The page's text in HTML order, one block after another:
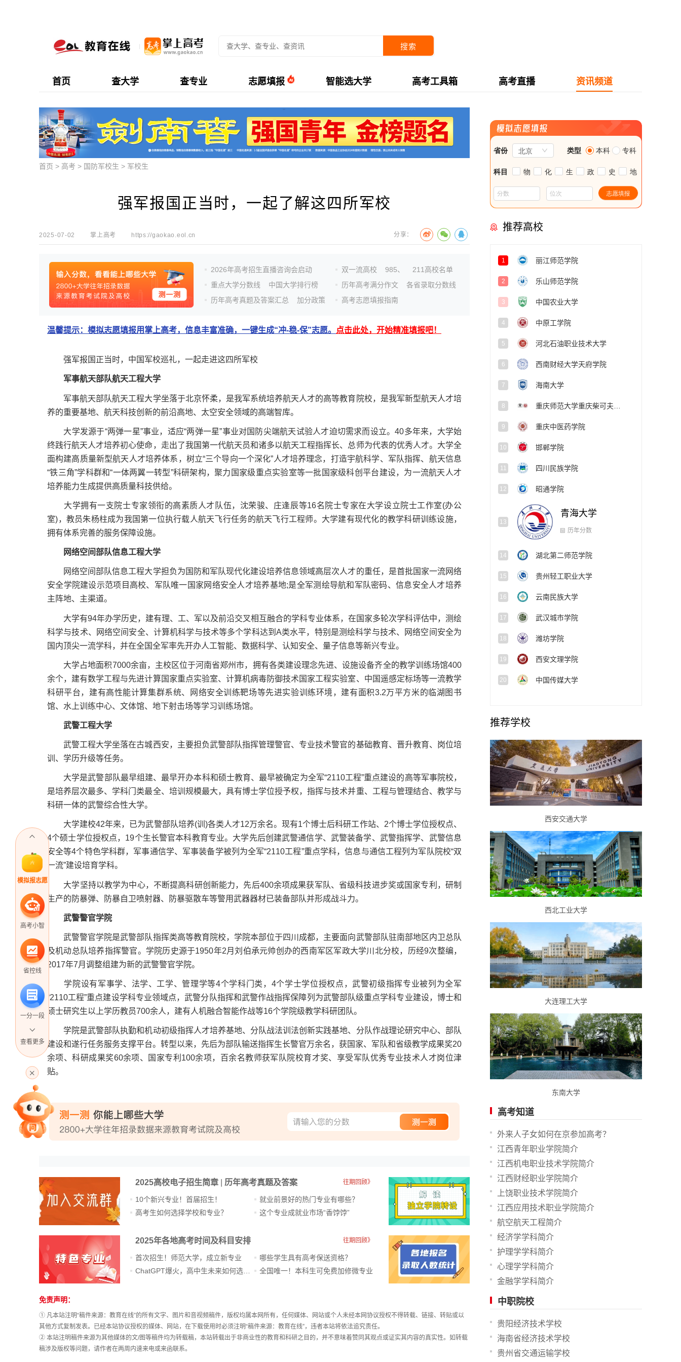
搜索
首页 查大学 查专业 志愿填报 智能选大学 高考工具箱 高考直播 资讯频道
模拟报志愿
高考小智
省控线
一分一段
专家指导课
高考作文
查看更多
首页 > 高考 > 国防军校生 > 军校生
强军报国正当时，一起了解这四所军校
2025-07-02 掌上高考 https://gaokao.eol.cn 分享：
2026年高考招生直播咨询会启动
重点大学分数线
中国大学排行榜
历年高考真题及答案汇总
加分政策
双一流高校 985、
211高校名单
历年高考满分作文
各省录取分数线
高考志愿填报指南
温馨提示：模拟志愿填报用掌上高考，信息丰富准确，一键生成“冲-稳-保”志愿。 点击此处，开始精准填报吧！
强军报国正当时，中国军校巡礼，一起走进这四所军校
军事航天部队航天工程大学
军事航天部队航天工程大学坐落于北京怀柔，是我军系统培养航天人才的高等教育院校，是我军新型航天人才培
养的重要基地、航天科技创新的前沿高地、太空安全领域的高端智库。
大学发源于“两弹一星”事业，适应“两弹一星”事业对国防尖端航天试验人才迫切需求而设立。40多年来，大学始
终践行航天人才培养初心使命，走出了我国第一代航天员和诸多以航天工程指挥长、总师为代表的优秀人才。大学全
面构建高质量新型航天人才培养体系，树立“三个导向一个深化”人才培养理念，打造宇航科学、军队指挥、航天信息
“铁三角”学科群和“一体两翼一转型”科研架构，聚力国家级重点实验室等一批国家级科创平台建设，为一流航天人才
培养能力生成提供高质量科技供给。
大学拥有一支院士专家领衔的高素质人才队伍，沈荣骏、庄逢辰等16名院士专家在大学设立院士工作室(办公
室)，教员朱杨柱成为我国第一位执行载人航天飞行任务的航天飞行工程师。大学建有现代化的教学科研训练设施，
拥有体系完善的服务保障设施。
网络空间部队信息工程大学
网络空间部队信息工程大学担负为国防和军队现代化建设培养信息领域高层次人才的重任，是首批国家一流网络
安全学院建设示范项目高校、军队唯一国家网络安全人才培养基地;是全军测绘导航和军队密码、信息安全人才培养
主阵地、主渠道。
大学有94年办学历史，建有理、工、军以及前沿交叉相互融合的学科专业体系，在国家多轮次学科评估中，测绘
科学与技术、网络空间安全、计算机科学与技术等多个学科达到A类水平，特别是测绘科学与技术、网络空间安全为
国内顶尖一流学科，并在全国全军率先开办人工智能、数据科学、认知安全、量子信息等新兴专业。
大学占地面积7000余亩，主校区位于河南省郑州市，拥有各类建设理念先进、设施设备齐全的教学训练场馆400
余个，建有数学工程与先进计算国家重点实验室、计算机病毒防御技术国家工程实验室、中国遥感定标场等一流教学
科研平台，建有高性能计算集群系统、网络安全训练靶场等先进实验训练环境，建有面积3.2万平方米的临湖图书
馆、水上训练中心、文体馆、地下射击场等学习训练场馆。
武警工程大学
武警工程大学坐落在古城西安，主要担负武警部队指挥管理警官、专业技术警官的基础教育、晋升教育、岗位培
训、学历升级等任务。
大学是武警部队最早组建、最早开办本科和硕士教育、最早被确定为全军“2110工程”重点建设的高等军事院校，
是培养层次最多、学科门类最全、培训规模最大，具有博士学位授予权，指挥与技术并重、工程与管理结合、教学与
科研一体的武警综合性大学。
大学建校42年来，已为武警部队培养(训)各类人才12万余名。现有1个博士后科研工作站、2个博士学位授权点、
4个硕士学位授权点，19个生长警官本科教育专业。大学先后创建武警通信学、武警装备学、武警指挥学、武警信息
安全等4个特色学科群，军事通信学、军事装备学被列为全军“2110工程”重点学科，信息与通信工程列为军队院校“双
一流”建设培育学科。
大学坚持以教学为中心，不断提高科研创新能力，先后400余项成果获军队、省级科技进步奖或国家专利，研制
生产的防暴弹、防暴自卫喷射器、防暴驱散车等警用武器器材已装备部队并形成战斗力。
武警警官学院
武警警官学院是武警部队指挥类高等教育院校，学院本部位于四川成都，主要面向武警部队驻南部地区内卫总队
及机动总队培养指挥警官。学院历史源于1950年2月刘伯承元帅创办的西南军区军政大学川北分校，历经9次整编，
2017年7月调整组建为新的武警警官学院。
学院设有军事学、法学、工学、管理学等4个学科门类，4个学士学位授权点，武警初级指挥专业被列为全军
“2110工程”重点建设学科专业领域点，武警分队指挥和武警作战指挥保障列为武警部队级重点学科专业建设，博士和
硕士研究生以上学历教员700余人，建有人机融合智能作战等16个学院级教学科研团队。
学院是武警部队执勤和机动初级指挥人才培养基地、分队战法训法创新实践基地、分队作战理论研究中心、部队
建设和遂行任务服务支撑平台。转型以来，先后为部队输送指挥生长警官万余名，获国家、军队和省级教学成果奖20
余项、科研成果奖60余项、国家专利100余项，百余名教师获军队院校育才奖、享受军队优秀专业技术人才岗位津
贴。
2025高校电子招生简章 历年高考真题及答案 往期回顾》
10个新兴专业！首届招生！
高考生如何选择学校和专业？
就业前景好的热门专业有哪些？
这个专业成就业市场“香饽饽”​
2025年各地高考时间及科目安排 往期回顾》
首次招生！师范大学，成立新专业
哪些学生具有高考保送资格？
全国唯一！本科生可免费加修微专业
站
长
统
计
免责声明：
① 凡本站注明“稿件来源：教育在线”的所有文字、图片和音视频稿件，版权均属本网所有，任何媒体、网站或个人未经本网协议授权不得转载、链接、转贴或以
其他方式复制发表。已经本站协议授权的媒体、网站，在下载使用时必须注明“稿件来源：教育在线”，违者本站将依法追究责任。
② 本站注明稿件来源为其他媒体的文/图等稿件均为转载稿，本站转载出于非商业性的教育和科研之目的，并不意味着赞同其观点或证实其内容的真实性。如转载
稿涉及版权等问题，请作者在两周内速来电或来函联系。
推荐高校
1 丽江师范学院
2 乐山师范学院
3 中国农业大学
4 中原工学院
5 河北石油职业技术大学
6 西南财经大学天府学院
7 海南大学
8
9 重庆中医药学院
10 邯郸学院
11 四川民族学院
12 昭通学院
青海大学
历年分数
15 贵州轻工职业大学
16 云南民族大学
17 武汉城市学院
18 潍坊学院
19 西安文理学院
20 中国传媒大学
推荐学校
西安交通大学
西北工业大学
大连理工大学
东南大学
高考知道
外来人子女如何在京参加高考？
江西青年职业学院简介
江西机电职业技术学院简介
江西财经职业学院简介
上饶职业技术学院简介
江西应用技术职业学院简介
航空航天工程简介
经济学学科简介
护理学学科简介
心理学学科简介
金融学学科简介
中职院校
贵阳经济技术学校
海南省经济技术学校
贵州省交通运输学校